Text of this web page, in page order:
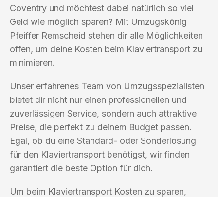
Coventry und möchtest dabei natürlich so viel
Geld wie möglich sparen? Mit Umzugskönig
Pfeiffer Remscheid stehen dir alle Möglichkeiten
offen, um deine Kosten beim Klaviertransport zu
minimieren.
Unser erfahrenes Team von Umzugsspezialisten
bietet dir nicht nur einen professionellen und
zuverlässigen Service, sondern auch attraktive
Preise, die perfekt zu deinem Budget passen.
Egal, ob du eine Standard- oder Sonderlösung
für den Klaviertransport benötigst, wir finden
garantiert die beste Option für dich.
Um beim Klaviertransport Kosten zu sparen,